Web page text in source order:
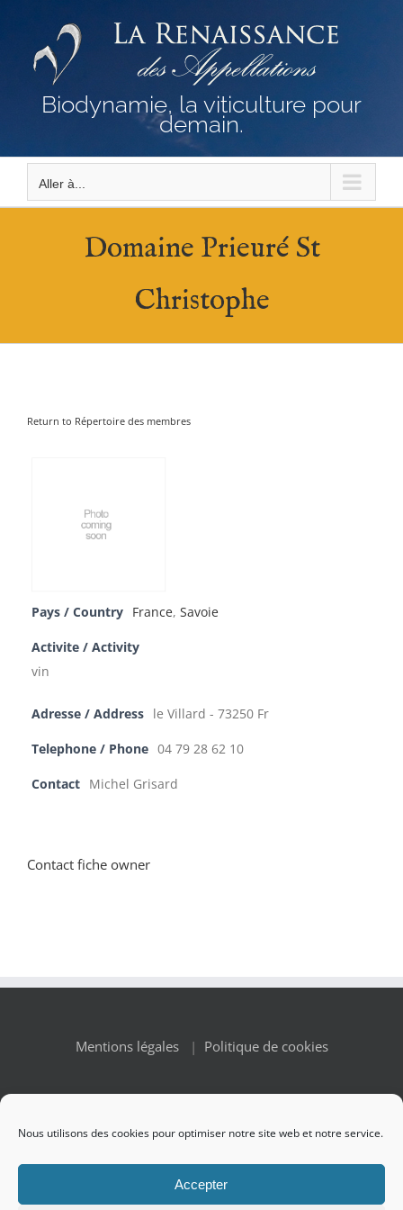
Nous utilisons des cookies pour optimiser notre site web et notre service.
Accepter
contenu
Biodynamie, la viticulture pour
demain.
Aller à...
Domaine Prieuré St
Christophe
Return to Répertoire des membres
Pays / Country France, Savoie
Activite / Activity
vin
Adresse / Address le Villard - 73250 Fr
Telephone / Phone 04 79 28 62 10
Contact Michel Grisard
Contact fiche owner
Mentions légales| Politique de cookies
2026 Renaissance des Appellations | All
Rights Reserved